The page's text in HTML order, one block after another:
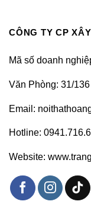
CÔNG TY CP
Mã số doanh
Văn Phòng: 31/
Email:
Hotline:
Website: